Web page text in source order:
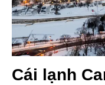
Cái lạnh